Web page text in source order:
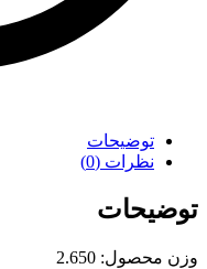
توضیحات
نظرات (0)
توضیحات
وزن محصول: 2.650